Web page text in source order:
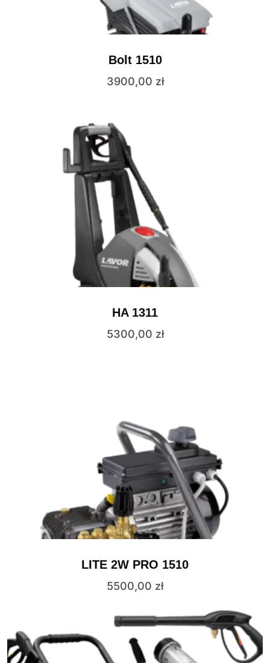
Bolt 1510
3900,00 zł
HA 1311
5300,00 zł
LITE 2W PRO 1510
5500,00 zł